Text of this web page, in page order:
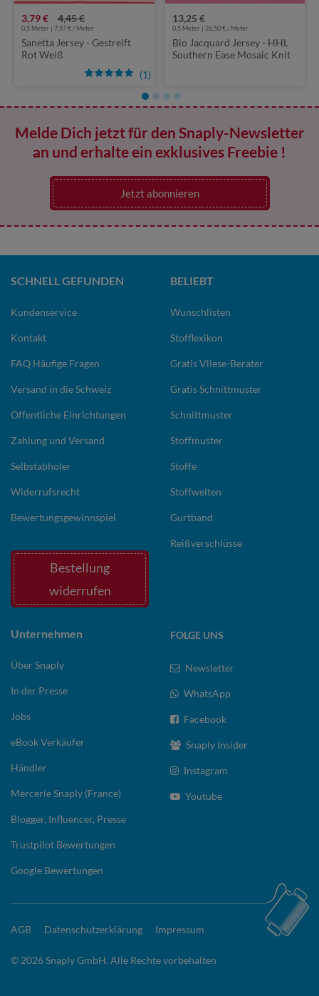
(1)
3,79 € 4,45 €
0,5 Meter | 7,57 € / Meter
Sanetta Jersey - Gestreift
Rot Weiß
13,25 €
0,5 Meter | 26,50 € / Meter
Bio Jacquard Jersey - HHL
Southern Ease Mosaic Knit
Melde Dich jetzt für den Snaply-Newsletter
an und erhalte ein exklusives Freebie !
Jetzt abonnieren
SCHNELL GEFUNDEN
Kundenservice
Kontakt
FAQ Häufige Fragen
Versand in die Schweiz
Öffentliche Einrichtungen
Zahlung und Versand
Selbstabholer
Widerrufsrecht
Bewertungsgewinnspiel
Bestellung
widerrufen
BELIEBT
Wunschlisten
Stofflexikon
Gratis Vliese-Berater
Gratis Schnittmuster
Schnittmuster
Stoffmuster
Stoffe
Stoffwelten
Gurtband
Reißverschlüsse
Unternehmen
Über Snaply
In der Presse
Jobs
eBook Verkäufer
Händler
Mercerie Snaply (France)
Blogger, Influencer, Presse
Trustpilot Bewertungen
Google Bewertungen
FOLGE UNS
Newsletter
WhatsApp
Facebook
Snaply Insider
Instagram
Youtube
AGB Datenschutzerklärung Impressum
© 2026 Snaply GmbH. Alle Rechte vorbehalten